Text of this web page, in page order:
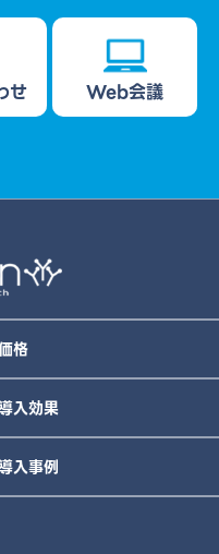
せ Web会議
格
入効果
入事例